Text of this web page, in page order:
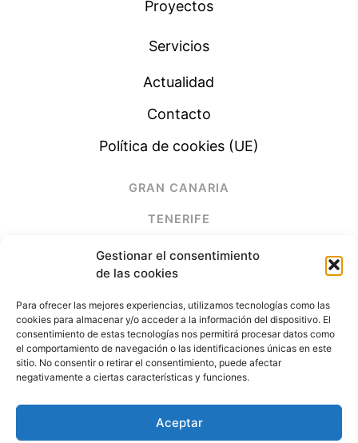
Gestionar el consentimiento
de las cookies
Para ofrecer las mejores experiencias, utilizamos tecnologías como las
cookies para almacenar y/o acceder a la información del dispositivo. El
consentimiento de estas tecnologías nos permitirá procesar datos como
el comportamiento de navegación o las identificaciones únicas en este
sitio. No consentir o retirar el consentimiento, puede afectar
negativamente a ciertas características y funciones.
Aceptar
Proyectos
Servicios
Actualidad
Contacto
Política de cookies (UE)
GRAN CANARIA
TENERIFE
LANZAROTE
FUERTEVENTURA
(+34) 928 678 261
electrimega@electrimega.es
Electrimega ©. Todos los derechos reservados.